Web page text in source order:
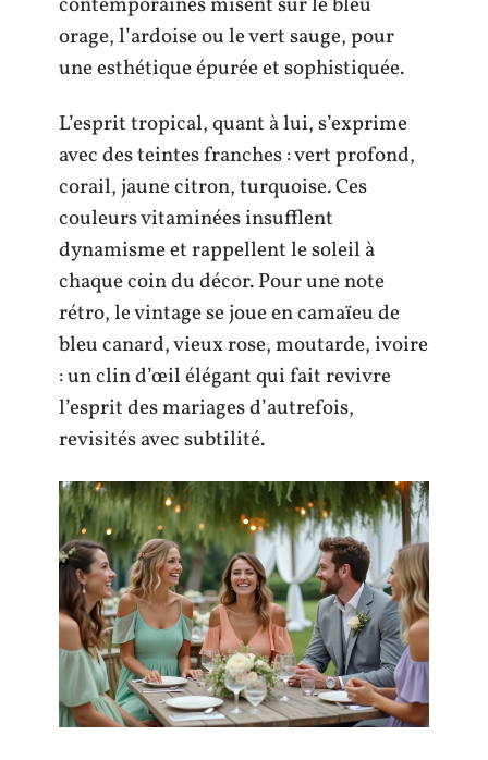
orage, l’ardoise ou le vert sauge, pour
une esthétique épurée et sophistiquée.
L’esprit tropical, quant à lui, s’exprime
avec des teintes franches : vert profond,
corail, jaune citron, turquoise. Ces
couleurs vitaminées insufflent
dynamisme et rappellent le soleil à
chaque coin du décor. Pour une note
rétro, le vintage se joue en camaïeu de
bleu canard, vieux rose, moutarde, ivoire
: un clin d’œil élégant qui fait revivre
l’esprit des mariages d’autrefois,
revisités avec subtilité.